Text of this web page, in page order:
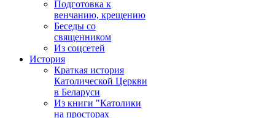
Подготовка к
венчанию, крещению
Беседы со
священником
Из соцсетей
История
Краткая история
Католической Церкви
в Беларуси
Из книги "Католики
на просторах